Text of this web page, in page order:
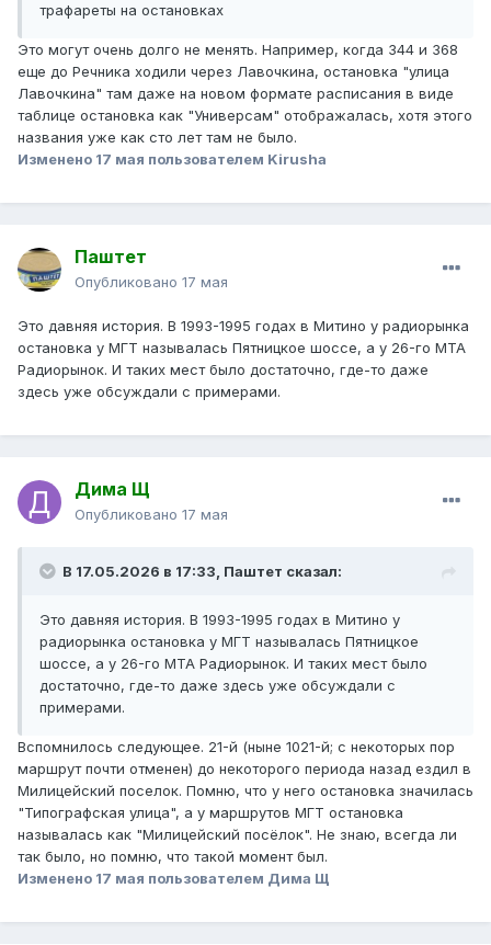
трафареты на остановках
Это могут очень долго не менять. Например, когда 344 и 368
еще до Речника ходили через Лавочкина, остановка "улица
Лавочкина" там даже на новом формате расписания в виде
таблице остановка как "Универсам" отображалась, хотя этого
названия уже как сто лет там не было.
Изменено 17 мая пользователем Kirusha
Паштет
Опубликовано 17 мая
Это давняя история. В 1993-1995 годах в Митино у радиорынка
остановка у МГТ называлась Пятницкое шоссе, а у 26-го МТА
Радиорынок. И таких мест было достаточно, где-то даже
здесь уже обсуждали с примерами.
Дима Щ
Опубликовано 17 мая
В 17.05.2026 в 17:33, Паштет сказал:
Это давняя история. В 1993-1995 годах в Митино у
радиорынка остановка у МГТ называлась Пятницкое
шоссе, а у 26-го МТА Радиорынок. И таких мест было
достаточно, где-то даже здесь уже обсуждали с
примерами.
Вспомнилось следующее. 21-й (ныне 1021-й; с некоторых пор
маршрут почти отменен) до некоторого периода назад ездил в
Милицейский поселок. Помню, что у него остановка значилась
"Типографская улица", а у маршрутов МГТ остановка
называлась как "Милицейский посёлок". Не знаю, всегда ли
так было, но помню, что такой момент был.
Изменено 17 мая пользователем Дима Щ